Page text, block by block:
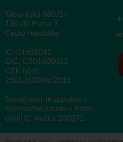
Táboritská 880/14
130 00 Praha 3
Česká republika
IČ: 01605062
DIČ: CZ01605062
CZK účet:
2501268098/2010
Společnost je zapsána u
Městského soudu v Praze,
oddíl C, vložka 208871.